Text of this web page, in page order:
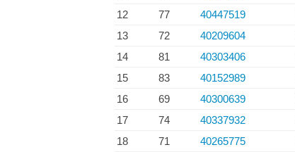
12
77 40447519
13
72 40209604
14
81 40303406
15
83 40152989
16
69 40300639
17
74 40337932
18
71 40265775